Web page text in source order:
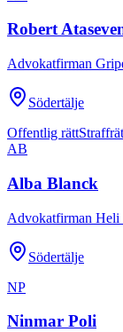
Robert
Advokatfirman
Södertälje
Offentlig rätt
AB
Alba Blanck
Advokatfirman
Södertälje
NP
Ninmar Poli